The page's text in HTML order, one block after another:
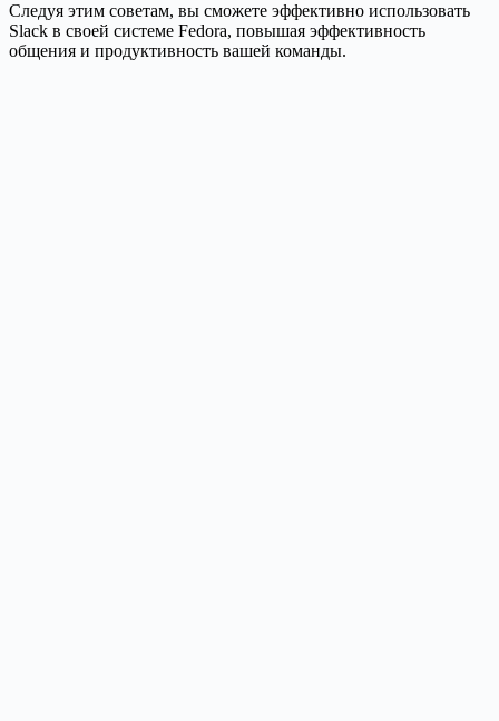
Следуя этим советам, вы сможете эффективно использовать
Slack в своей системе Fedora, повышая эффективность
общения и продуктивность вашей команды.